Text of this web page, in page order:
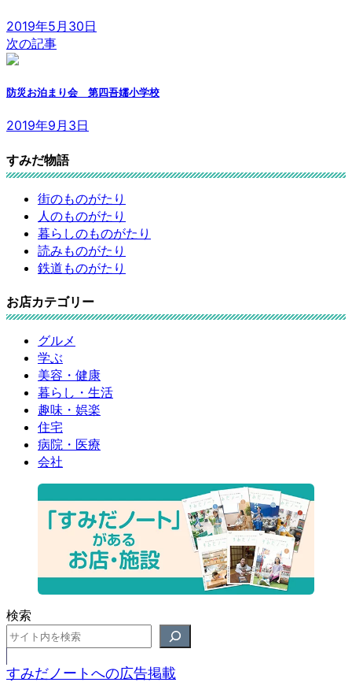
2019年5月30日
次の記事
防災お泊まり会 第四吾嬬小学校
2019年9月3日
すみだ物語
街のものがたり
人のものがたり
暮らしのものがたり
読みものがたり
鉄道ものがたり
お店カテゴリー
グルメ
学ぶ
美容・健康
暮らし・生活
趣味・娯楽
住宅
病院・医療
会社
検索
すみだノートへの広告掲載